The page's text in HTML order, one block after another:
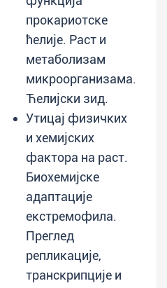
прокариотске
ћелије. Раст и
метаболизам
микроорганизама.
Ћелијски зид.
Утицај физичких
и хемијских
фактора на раст.
Биохемијске
адаптације
екстремофила.
Преглед
репликације,
транскрипције и